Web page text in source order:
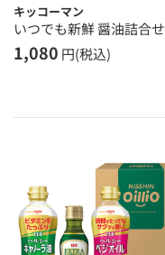
キッコーマン
いつでも新鮮 醤油詰合せ
1,080 円(税込)